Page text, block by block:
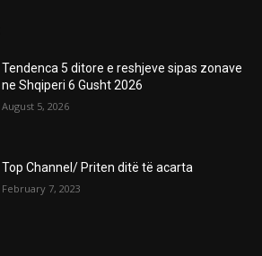
Tendenca 5 ditore e reshjeve sipas zonave
ne Shqiperi 6 Gusht 2026
August 5, 2026
Top Channel/ Priten ditë të acarta
February 7, 2023